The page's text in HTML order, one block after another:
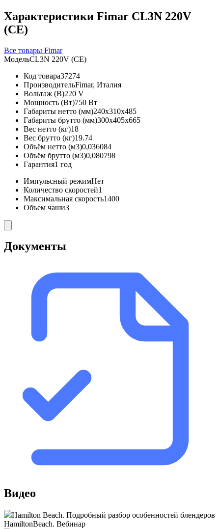
Характеристики Fimar CL3N 220V
(CE)
Все товары Fimar
МодельCL3N 220V (CE)
Код товара37274
ПроизводительFimar, Италия
Вольтаж (В)220 V
Мощность (Вт)750 Вт
Габариты нетто (мм)240x310x485
Габариты брутто (мм)300x405x665
Вес нетто (кг)18
Вес брутто (кг)19.74
Объём нетто (м3)0,036084
Объём брутто (м3)0,080798
Гарантия1 год
Импульсный режимНет
Количество скоростей1
Максимальная скорость1400
Объем чаши3
Документы
Видео
Hamilton Beach. Подробный разбор особенностей блендеров
HamiltonBeach. Вебинар